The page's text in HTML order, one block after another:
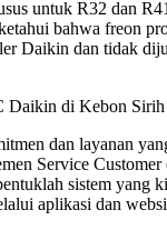
untuk R32 dan
bahwa freon
Daikin dan tidak
dan layanan
Service
sistem yang
aplikasi dan